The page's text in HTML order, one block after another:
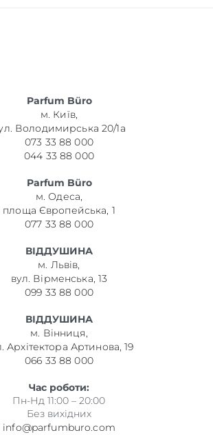
Parfum Büro
м. Київ,
Володимирська 20/1а
073 33 88 000
044 33 88 000
Parfum Büro
м. Одеса,
площа Європейська, 1
077 33 88 000
ВІДДУШИНА
м. Львів,
вул. Вірменська, 13
099 33 88 000
ВІДДУШИНА
м. Вінниця,
Архітектора Артинова, 19
066 33 88 000
Час роботи:
Пн-Нд 11:00 – 20:00
Без вихідних
info@parfumburo.com